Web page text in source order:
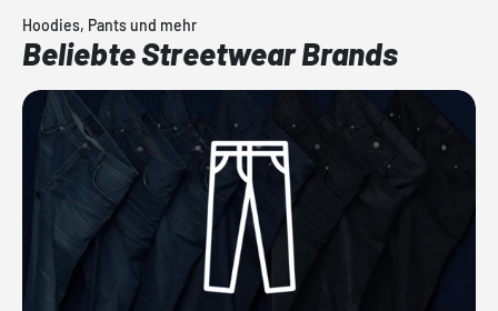
Hoodies, Pants und mehr
Beliebte Streetwear Brands